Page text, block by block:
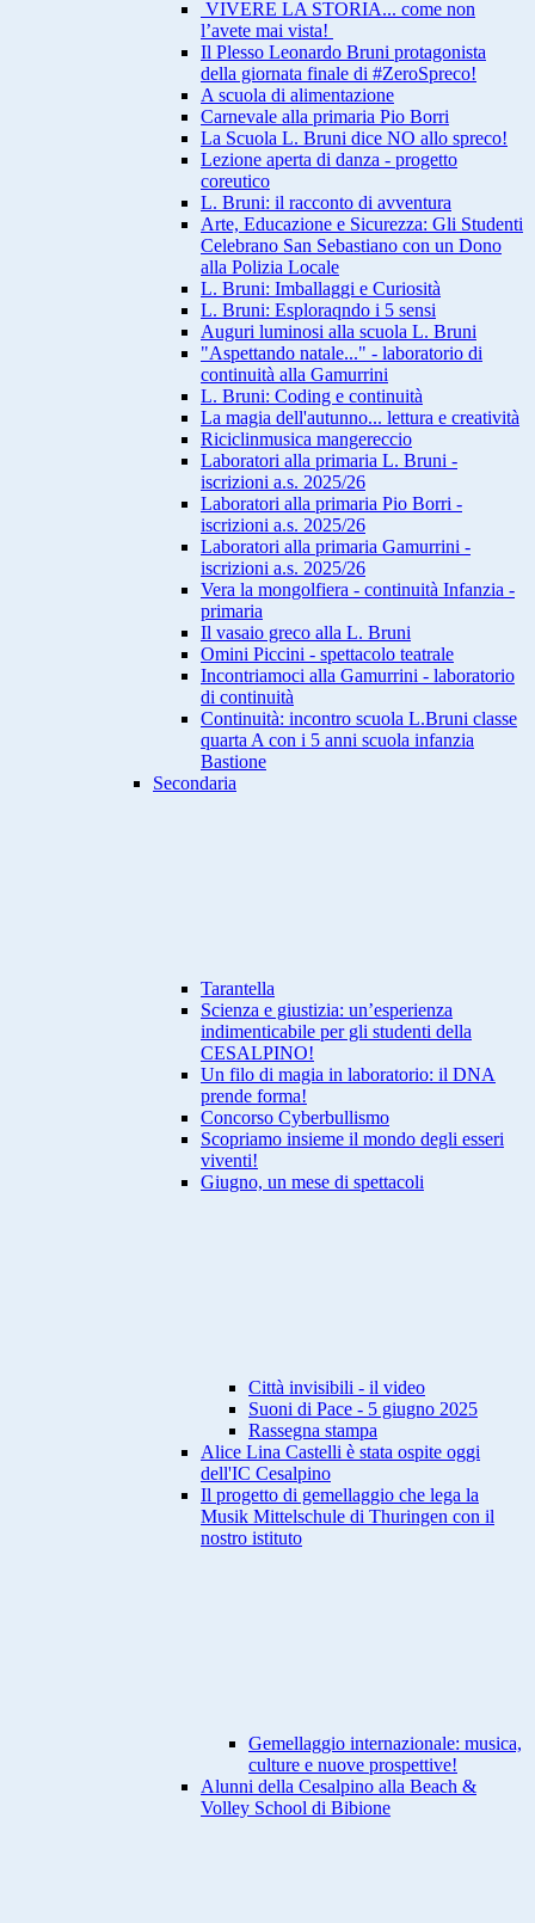
VIVERE LA STORIA... come non
l’avete mai vista!
Il Plesso Leonardo Bruni protagonista
della giornata finale di #ZeroSpreco!
A scuola di alimentazione
Carnevale alla primaria Pio Borri
La Scuola L. Bruni dice NO allo spreco!
Lezione aperta di danza - progetto
coreutico
L. Bruni: il racconto di avventura
Arte, Educazione e Sicurezza: Gli Studenti
Celebrano San Sebastiano con un Dono
alla Polizia Locale
L. Bruni: Imballaggi e Curiosità
L. Bruni: Esploraqndo i 5 sensi
Auguri luminosi alla scuola L. Bruni
"Aspettando natale..." - laboratorio di
continuità alla Gamurrini
L. Bruni: Coding e continuità
La magia dell'autunno... lettura e creatività
Riciclinmusica mangereccio
Laboratori alla primaria L. Bruni -
iscrizioni a.s. 2025/26
Laboratori alla primaria Pio Borri -
iscrizioni a.s. 2025/26
Laboratori alla primaria Gamurrini -
iscrizioni a.s. 2025/26
Vera la mongolfiera - continuità Infanzia -
primaria
Il vasaio greco alla L. Bruni
Omini Piccini - spettacolo teatrale
Incontriamoci alla Gamurrini - laboratorio
di continuità
Continuità: incontro scuola L.Bruni classe
quarta A con i 5 anni scuola infanzia
Bastione
Secondaria
Tarantella
Scienza e giustizia: un’esperienza
indimenticabile per gli studenti della
CESALPINO!
Un filo di magia in laboratorio: il DNA
prende forma!
Concorso Cyberbullismo
Scopriamo insieme il mondo degli esseri
viventi!
Giugno, un mese di spettacoli
Città invisibili - il video
Suoni di Pace - 5 giugno 2025
Rassegna stampa
Alice Lina Castelli è stata ospite oggi
dell'IC Cesalpino
Il progetto di gemellaggio che lega la
Musik Mittelschule di Thuringen con il
nostro istituto
Gemellaggio internazionale: musica,
culture e nuove prospettive!
Alunni della Cesalpino alla Beach &
Volley School di Bibione